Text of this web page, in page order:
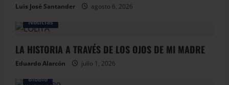
Luis José Santander
agosto 6, 2026
Noticias
LA HISTORIA A TRAVÉS DE LOS OJOS DE MI MADRE
Eduardo Alarcón
julio 1, 2026
BioBio